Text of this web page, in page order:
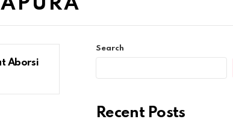
Aborsi
Search
Recent Posts